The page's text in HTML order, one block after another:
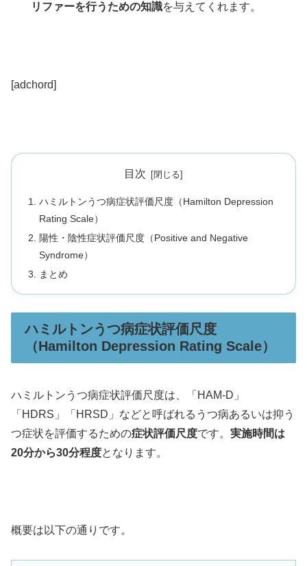
リファーを行うための知識を与えてくれます。
[adchord]
目次
ハミルトンうつ病症状評価尺度（Hamilton Depression
Rating Scale）
陽性・陰性症状評価尺度（Positive and Negative
Syndrome）
まとめ
ハミルトンうつ病症状評価尺度
（Hamilton Depression Rating Scale）
ハミルトンうつ病症状評価尺度は、「HAM-D」
「HDRS」「HRSD」などと呼ばれるうつ病あるいは抑う
つ症状を評価するための症状評価尺度です。 実施時間は
20分から30分程度となります。
概要は以下の通りです。